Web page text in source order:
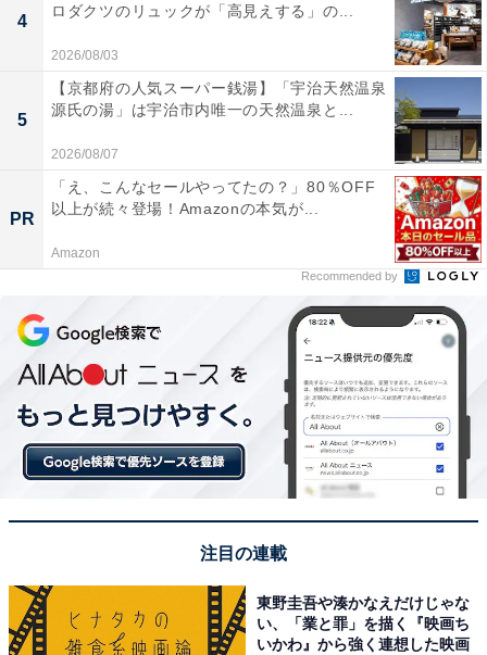
し、「EVERY DAY」と「便利（時短）」の2つをテーマ
に、食品・日用品・化粧品・医薬品など購入頻度の高い
商品や南大阪の地元にこだわった食品を取りそろえま
す。
鮮魚コーナーでは、岸和田漁港や全国各地で水揚げされ
る赤舌平目、はも、すずき、じゃこえびなどの旬の魚を
毎日対面販売。地場野菜コーナーでは、「JA大阪南」
「クボタサンベジファーム」など近郊の産地で収穫され
た野菜を販売。収穫から24時間以内で納品された大阪府
産なすやトマト、葉物野菜など地域ブランドの旬野菜が
並びます。
また買い物には、携帯端末を使って商品をスキャンしな
がら買い回り、精算機では支払いだけで済ませることの
できる「レジゴー」のほか、快適・スピーディに会計で
きる「キャッシュレスセルフレジ」、現金にも対応する
「セルフレジ」など、用途やスタイルに合わせて使い分
けできるレジを展開。
4
ロダクツのリュックが「高見えする」の...
2026/08/03
5
【京都府の人気スーパー銭湯】「宇治天然温泉
源氏の湯」は宇治市内唯一の天然温泉と...
2026/08/07
PR
「え、こんなセールやってたの？」80％OFF
以上が続々登場！Amazonの本気が...
Amazon
Recommended by
注目の連載
東野圭吾や湊かなえだけじゃな
い、「業と罪」を描く『映画ち
いかわ』から強く連想した映画